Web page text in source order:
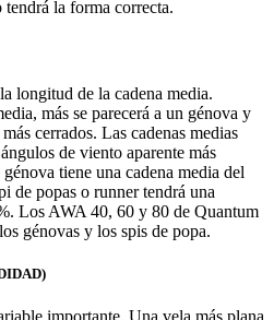
la forma correcta.
longitud de la cadena media.
más se parecerá a un génova y
cerrados. Las cadenas medias
de viento aparente más
tiene una cadena media del
de popas o runner tendrá una
Los AWA 40, 60 y 80 de Quantum
génovas y los spis de popa.
importante. Una vela más plana